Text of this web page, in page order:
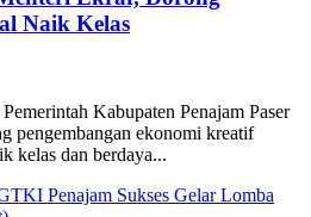
Naik Kelas
Kabupaten Penajam Paser
pengembangan ekonomi kreatif
kelas dan berdaya...